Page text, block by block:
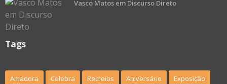
Vasco Matos em Discurso Direto
Tags
Amadora Celebra Recreios Aniversário Exposição